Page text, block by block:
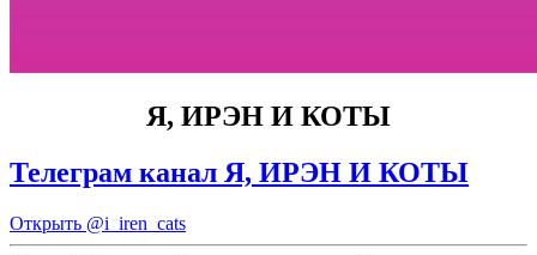
Я, ИРЭН И КОТЫ
Телеграм канал Я, ИРЭН И КОТЫ
Открыть @i_iren_cats